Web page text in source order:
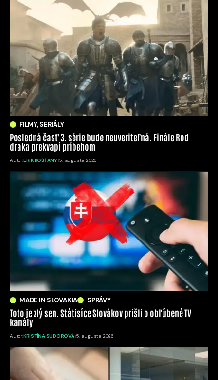
FILMY, SERIÁLY
Posledná časť 3. série bude neuveriteľná. Finále Rod
draka prekvapí príbehom
Autor:ERIK KOŠŤANY 5. augusta 2026
MADE IN SLOVAKIA SPRÁVY
Toto je zlý sen. Státisíce Slovákov prišli o obľúbené TV
kanály
Autor:KRISTÍNA SUDOROVÁ 5. augusta 2026